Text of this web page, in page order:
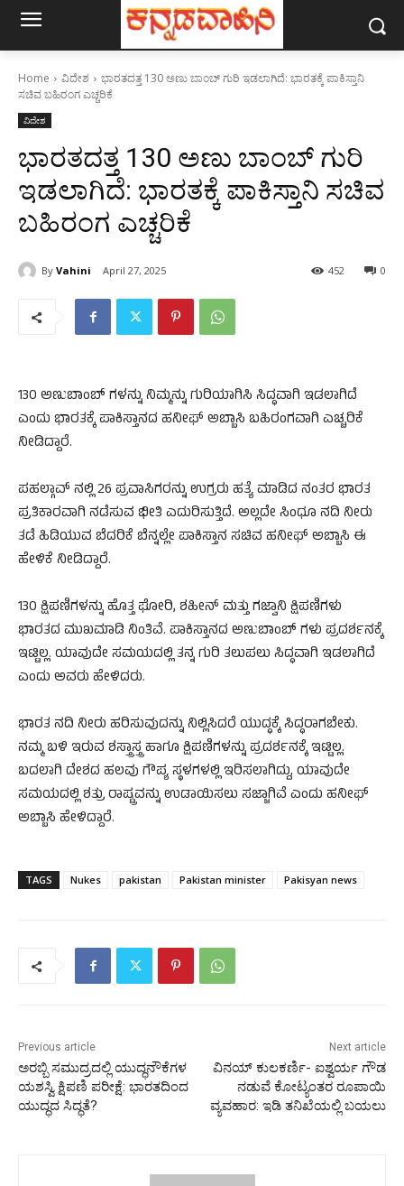
Home ವಿದೇಶ
ಭಾರತದತ್ತ 130 ಅಣು ಬಾಂಬ್ ಗುರಿ ಇಡಲಾಗಿದೆ: ಭಾರತಕ್ಕೆ ಪಾಕಿಸ್ತಾನಿ
ಸಚಿವ ಬಹಿರಂಗ ಎಚ್ಚರಿಕೆ
ವಿದೇಶ
ಭಾರತದತ್ತ 130 ಅಣು ಬಾಂಬ್ ಗುರಿ
ಇಡಲಾಗಿದೆ: ಭಾರತಕ್ಕೆ ಪಾಕಿಸ್ತಾನಿ ಸಚಿವ
ಬಹಿರಂಗ ಎಚ್ಚರಿಕೆ
By Vahini April 27, 2025 0
452
130 ಅಣುಬಾಂಬ್ ಗಳನ್ನು ನಿಮ್ಮನ್ನು ಗುರಿಯಾಗಿಸಿ ಸಿದ್ಧವಾಗಿ ಇಡಲಾಗಿದೆ
ಎಂದು ಭಾರತಕ್ಕೆ ಪಾಕಿಸ್ತಾನದ ಹನೀಫ್ ಅಬ್ಬಾಸಿ ಬಹಿರಂಗವಾಗಿ ಎಚ್ಚರಿಕೆ
ನೀಡಿದ್ದಾರೆ.
ಪಹಲ್ಗಾವ್ ನಲ್ಲಿ 26 ಪ್ರವಾಸಿಗರನ್ನು ಉಗ್ರರು ಹತ್ಯೆ ಮಾಡಿದ ನಂತರ ಭಾರತ
ಪ್ರತಿಕಾರವಾಗಿ ನಡೆಸುವ ಭೀತಿ ಎದುರಿಸುತ್ತಿದೆ. ಅಲ್ಲದೇ ಸಿಂಧೂ ನದಿ ನೀರು
ತಡೆ ಹಿಡಿಯುವ ಬೆದರಿಕೆ ಬೆನ್ನಲ್ಲೇ ಪಾಕಿಸ್ತಾನ ಸಚಿವ ಹನೀಫ್ ಅಬ್ಬಾಸಿ ಈ
ಹೇಳಿಕೆ ನೀಡಿದ್ದಾರೆ.
130 ಕ್ಷಿಪಣಿಗಳನ್ನು ಹೊತ್ತ ಘೋರಿ, ಶಹೀನ್ ಮತ್ತು ಗಜ್ವಾನಿ ಕ್ಷಿಪಣಿಗಳು
ಭಾರತದ ಮುಖಮಾಡಿ ನಿಂತಿವೆ. ಪಾಕಿಸ್ತಾನದ ಅಣುಬಾಂಬ್ ಗಳು ಪ್ರದರ್ಶನಕ್ಕೆ
ಇಟ್ಟಿಲ್ಲ. ಯಾವುದೇ ಸಮಯದಲ್ಲಿ ತನ್ನ ಗುರಿ ತಲುಪಲು ಸಿದ್ಧವಾಗಿ ಇಡಲಾಗಿದೆ
ಎಂದು ಅವರು ಹೇಳಿದರು.
ಭಾರತ ನದಿ ನೀರು ಹರಿಸುವುದನ್ನು ನಿಲ್ಲಿಸಿದರೆ ಯುದ್ಧಕ್ಕೆ ಸಿದ್ಧರಾಗಬೇಕು.
ನಮ್ಮ ಬಳಿ ಇರುವ ಶಸ್ತ್ರಾಸ್ತ್ರ ಹಾಗೂ ಕ್ಷಿಪಣಿಗಳನ್ನು ಪ್ರದರ್ಶನಕ್ಕೆ ಇಟ್ಟಿಲ್ಲ.
ಬದಲಾಗಿ ದೇಶದ ಹಲವು ಗೌಪ್ಯ ಸ್ಥಳಗಳಲ್ಲಿ ಇರಿಸಲಾಗಿದ್ದು, ಯಾವುದೇ
ಸಮಯದಲ್ಲಿ ಶತ್ರು ರಾಷ್ಟ್ರವನ್ನು ಉಡಾಯಿಸಲು ಸಜ್ಜಾಗಿವೆ ಎಂದು ಹನೀಫ್
ಅಬ್ಬಾಸಿ ಹೇಳಿದ್ದಾರೆ.
TAGS Nukes pakistan Pakistan minister Pakisyan news
Previous article
ಅರಬ್ಬಿ ಸಮುದ್ರದಲ್ಲಿ ಯುದ್ಧನೌಕೆಗಳ
ಯಶಸ್ವಿ ಕ್ಷಿಪಣಿ ಪರೀಕ್ಷೆ: ಭಾರತದಿಂದ
ಯುದ್ಧದ ಸಿದ್ಧತೆ?
Next article
ವಿನಯ್ ಕುಲಕರ್ಣಿ- ಐಶ್ವರ್ಯ ಗೌಡ
ನಡುವೆ ಕೋಟ್ಯಂತರ ರೂಪಾಯಿ
ವ್ಯವಹಾರ: ಇಡಿ ತನಿಖೆಯಲ್ಲಿ ಬಯಲು